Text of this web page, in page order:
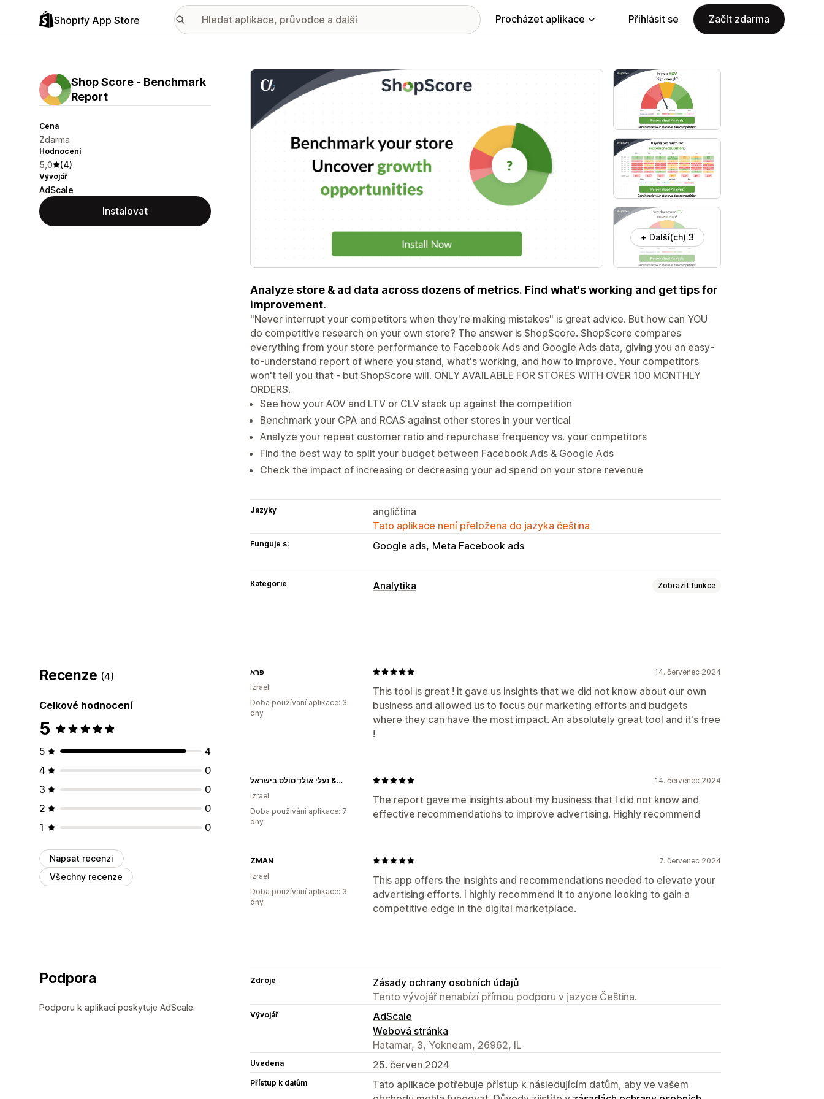
Shopify App Store Procházet aplikace Přihlásit se Začít zdarma
Shop Score ‑ Benchmark
Report
Cena
Zdarma
Hodnocení
5,0 (4)
Vývojář
AdScale
Instalovat
Galerie propagovaných obrázků
+ Další(ch) 3
Analyze store & ad data across dozens of metrics. Find what's working and get tips for
improvement.
"Never interrupt your competitors when they're making mistakes" is great advice. But how can YOU
do competitive research on your own store? The answer is ShopScore. ShopScore compares
everything from your store performance to Facebook Ads and Google Ads data, giving you an easy-
to-understand report of where you stand, what's working, and how to improve. Your competitors
won't tell you that - but ShopScore will. ONLY AVAILABLE FOR STORES WITH OVER 100 MONTHLY
ORDERS.
See how your AOV and LTV or CLV stack up against the competition
Benchmark your CPA and ROAS against other stores in your vertical
Analyze your repeat customer ratio and repurchase frequency vs. your competitors
Find the best way to split your budget between Facebook Ads & Google Ads
Check the impact of increasing or decreasing your ad spend on your store revenue
Jazyky
angličtina
Tato aplikace není přeložena do jazyka čeština
Funguje s: Google ads Meta Facebook ads
Kategorie Analytika Zobrazit funkce
Přehledy pomocí AI
Vizuály a výkazy
Srovnávací testy Historická analýza
Recenze (4)
Celkové hodnocení
5
5
4
4
0
3
0
2
0
1
0
Napsat recenzi
Všechny recenze
14. červenec 2024
This tool is great ! it gave us insights that we did not know about our own
business and allowed us to focus our marketing efforts and budgets
where they can have the most impact. An absolutely great tool and it's free
!
פרא
Izrael
Doba používání aplikace: 3
dny
14. červenec 2024
The report gave me insights about my business that I did not know and
effective recommendations to improve advertising. Highly recommend
סנדלי סולט ווטר & נעלי אולד סולס בישראל
Izrael
Doba používání aplikace: 7
dny
7. červenec 2024
This app offers the insights and recommendations needed to elevate your
advertising efforts. I highly recommend it to anyone looking to gain a
competitive edge in the digital marketplace.
ZMAN
Izrael
Doba používání aplikace: 3
dny
Podpora
Podporu k aplikaci poskytuje AdScale.
Zdroje
Zásady ochrany osobních údajů
Tento vývojář nenabízí přímou podporu v jazyce Čeština.
Vývojář
AdScale
Webová stránka
Hatamar, 3, Yokneam, 26962, IL
Uvedena 25. červen 2024
Přístup k datům
Tato aplikace potřebuje přístup k následujícím datům, aby ve vašem